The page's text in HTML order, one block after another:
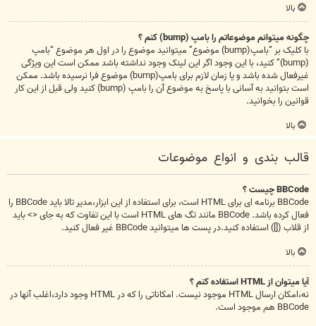
بالا
چگونه میتوانم موضوعاتم را بامپ (bump) کنم ؟
با کلیک بر “بامپ(bump) موضوع” میتوانید موضوع را در اول هر موضوع “بامپ
(bump)” کنید، با این وجود اگر این لینک وجود نداشته باشد ممکن است این ویژگی
غیرفعال شده باشد و یا زمان لازم برای بامپ(bump) موضوع فرا نرسیده باشد. ممکن
است بتوانید به آسانی با پاسخ به موضوع آن را بامپ (bump) کنید ولی قبل از این کار
قوانین را بخوانید.
بالا
قالب بندی و انواع موضوعات
BBCode چیست ؟
BBCode برنامه ای برای HTML است، برای استفاده از این ابزار،مدیر تالا باید BBCode را
فعال کرده باشد. BBCode مانند تگ های HTML است با این تفاوت که به جای <> باید
از قلاب ([]) استفاده کنید.در پست ها میتوانید BBCode غیر فعال کنید.
بالا
آیا میتوان از HTML استفاده کنم ؟
نه،امکان ارسال HTML موجود نیست. امکاناتی را که در HTML وجود دارد،اغلب آنها در
BBCode هم موجود است.